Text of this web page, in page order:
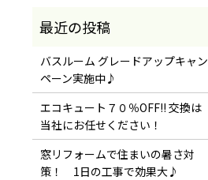
バスルーム グレードアップキャン
ペーン実施中♪
エコキュート７０％OFF!! 交換は
当社にお任せください！
窓リフォームで住まいの暑さ対
策！ 1日の工事で効果大♪